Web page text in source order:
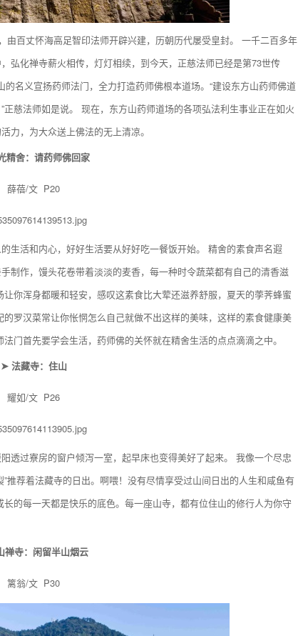
百丈怀海高足智印法师开辟兴建，历朝历代屡受皇封。 一千二百多年
弘化禅寺薪火相传，灯灯相续，到今天，正慈法师已经是第73世传
名义宣扬药师法门，全力打造药师佛根本道场。“建设东方山药师佛道
慈法师如是说。 现在，东方山药师道场的各项弘法利生事业正在如火
力，为大众送上佛法的无上清凉。
精舍：请药师佛回家
薛蓓/文 P20
生活和内心，好好生活要从好好吃一餐饭开始。 精舍的素食声名遐
制作，馒头花卷带着淡淡的麦香，每一种时令蔬菜都有自己的清香滋
你浑身都暖和轻安，感叹这素食比大荤还滋养舒服，夏天的荸荠蜂蜜
罗汉菜常让你怅惘怎么自己就做不出这样的美味，这样的素食健康美
门首先要学会生活，药师佛的关怀就在精舍生活的点点滴滴之中。
➤ 法藏寺：住山
耀如/文 P26
透过寮房的窗户倾泻一室，起早床也变得美好了起来。 我像一个尽忠
推荐着法藏寺的日出。啊喂！没有尽情享受过山间日出的人生和咸鱼有
的每一天都是快乐的底色。每一座山寺，都有位住山的修行人为你守
禅寺：闲留半山烟云
篱翁/文 P30